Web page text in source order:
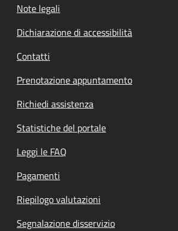
Note legali
Dichiarazione di accessibilità
Contatti
Prenotazione appuntamento
Richiedi assistenza
Statistiche del portale
Leggi le FAQ
Pagamenti
Riepilogo valutazioni
Segnalazione disservizio